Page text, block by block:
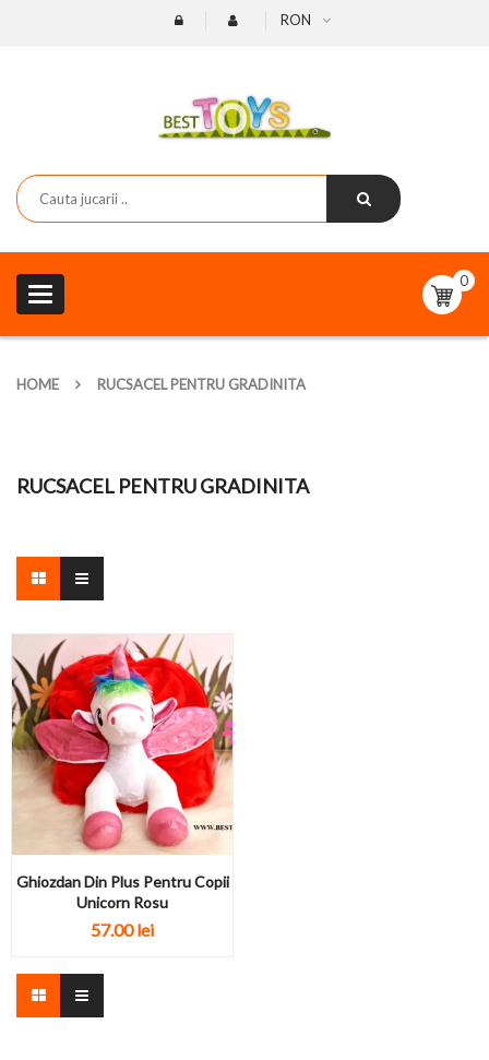
RON
Toggle
navigation
0
HOME RUCSACEL PENTRU GRADINITA
RUCSACEL PENTRU GRADINITA
Ghiozdan Din Plus Pentru Copii
Unicorn Rosu
57.00lei